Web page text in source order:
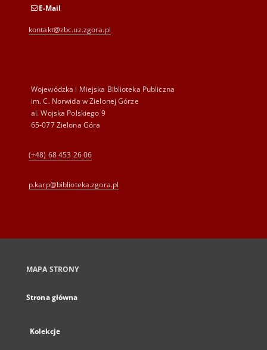
E-Mail
kontakt@zbc.uz.zgora.pl
Wojewódzka i Miejska Biblioteka Publiczna
im. C. Norwida w Zielonej Górze
al. Wojska Polskiego 9
65-077 Zielona Góra
(+48) 68 453 26 06
p.karp@biblioteka.zgora.pl
MAPA STRONY
Strona główna
Kolekcje